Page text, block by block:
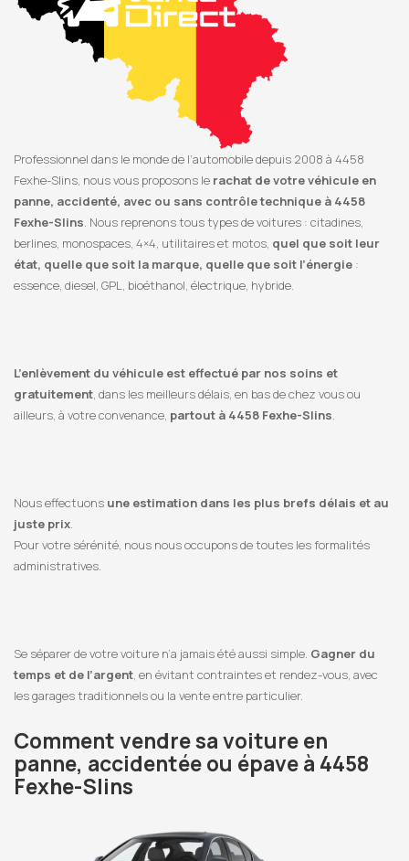
Professionnel dans le monde de l’automobile depuis 2008 à 4458
Fexhe-Slins, nous vous proposons le rachat de votre véhicule en
panne, accidenté, avec ou sans contrôle technique à 4458
Fexhe-Slins. Nous reprenons tous types de voitures : citadines,
berlines, monospaces, 4×4, utilitaires et motos, quel que soit leur
état, quelle que soit la marque, quelle que soit l’énergie :
essence, diesel, GPL, bioéthanol, électrique, hybride.
L’enlèvement du véhicule est effectué par nos soins et
gratuitement, dans les meilleurs délais, en bas de chez vous ou
ailleurs, à votre convenance, partout à 4458 Fexhe-Slins.
Nous effectuons une estimation dans les plus brefs délais et au
juste prix.
Pour votre sérénité, nous nous occupons de toutes les formalités
administratives.
Se séparer de votre voiture n’a jamais été aussi simple. Gagner du
temps et de l’argent, en évitant contraintes et rendez-vous, avec
les garages traditionnels ou la vente entre particulier.
Comment vendre sa voiture en
panne, accidentée ou épave à 4458
Fexhe-Slins